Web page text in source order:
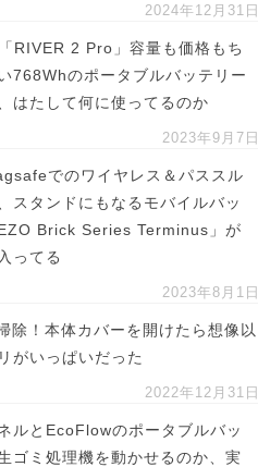
2024年12月31日
RIVER 2 Pro」容量も価格もち
768Whのポータブルバッテリー
はたして何に使ってるのか
2023年9月7日
でのワイヤレス＆パススル
スタンドにもなるモバイルバッ
Brick Series Terminus」が
ってる
2023年8月1日
除！本体カバーを開けたら想像以
がいっぱいだった
2022年12月31日
ルとEcoFlowのポータブルバッ
ゴミ処理機を動かせるのか、実